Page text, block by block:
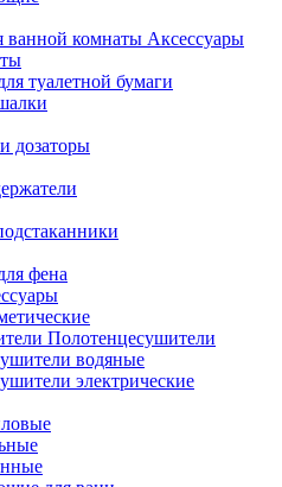
Аксессуары
туалетной бумаги
дозаторы
фена
Полотенцесушители
водяные
электрические